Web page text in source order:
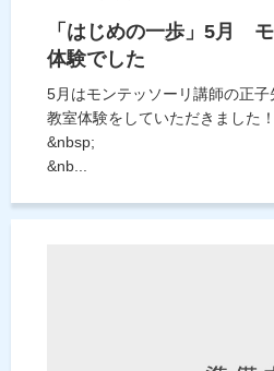
「はじめの一歩」5月
体験でした
5月はモンテッソーリ講師の正子
教室体験をしていただきました！
&nbsp;
&nb...